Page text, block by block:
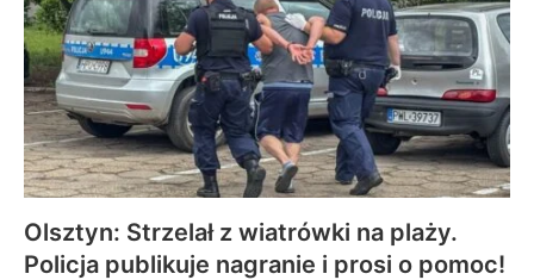
Olsztyn: Strzelał z wiatrówki na plaży.
Policja publikuje nagranie i prosi o pomoc!